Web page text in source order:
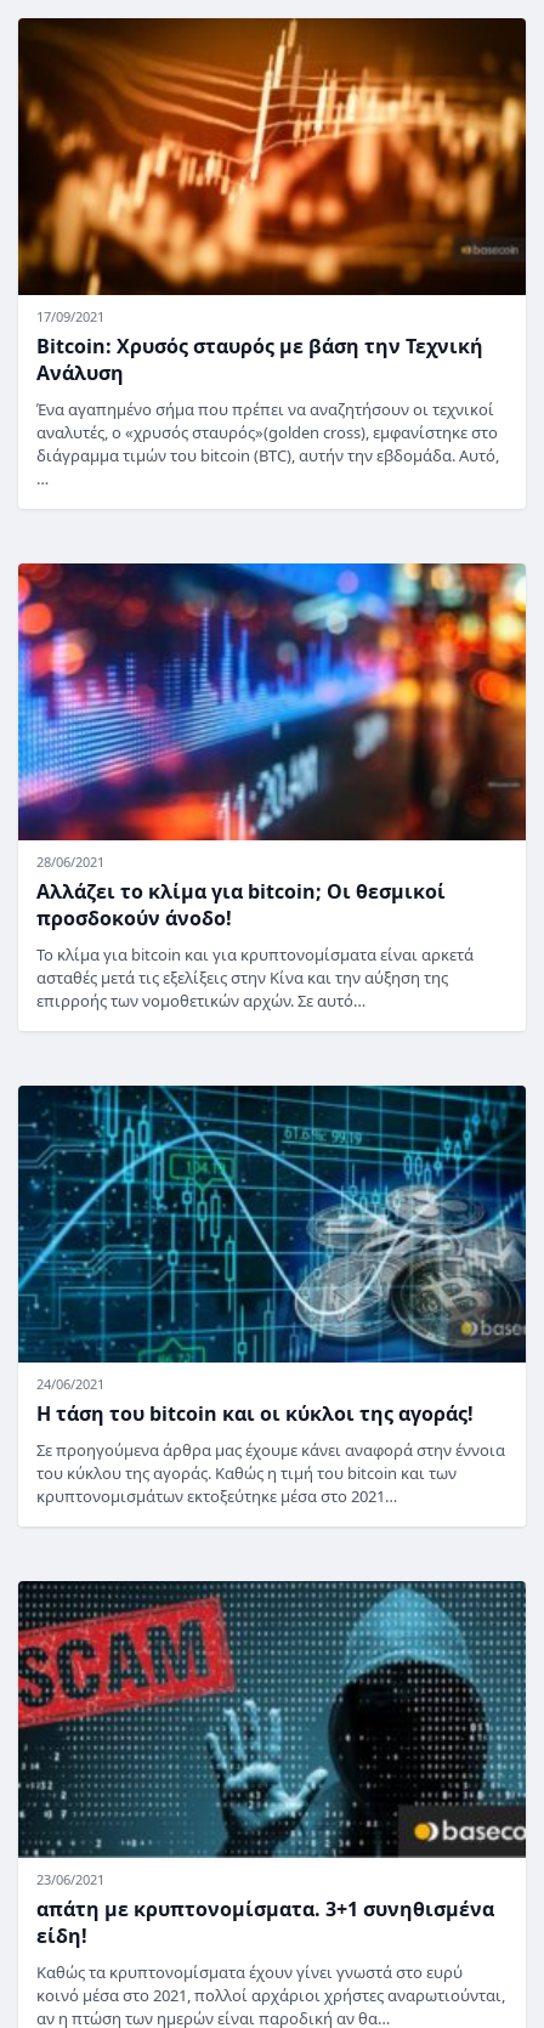
17/09/2021
Bitcoin: Xρυσός σταυρός με βάση την Τεχνική
Ανάλυση
Ένα αγαπημένο σήμα που πρέπει να αναζητήσουν οι τεχνικοί
αναλυτές, ο «χρυσός σταυρός»(golden cross), εμφανίστηκε στο
διάγραμμα τιμών του bitcoin (BTC), αυτήν την εβδομάδα. Αυτό,
…
28/06/2021
Αλλάζει το κλίμα για bitcoin; Οι θεσμικοί
προσδοκούν άνοδο!
Το κλίμα για bitcoin και για κρυπτονομίσματα είναι αρκετά
ασταθές μετά τις εξελίξεις στην Κίνα και την αύξηση της
επιρροής των νομοθετικών αρχών. Σε αυτό…
24/06/2021
Η τάση του bitcoin και οι κύκλοι της αγοράς!
Σε προηγούμενα άρθρα μας έχουμε κάνει αναφορά στην έννοια
του κύκλου της αγοράς. Καθώς η τιμή του bitcoin και των
κρυπτονομισμάτων εκτοξεύτηκε μέσα στο 2021…
23/06/2021
απάτη με κρυπτονομίσματα. 3+1 συνηθισμένα
είδη!
Καθώς τα κρυπτονομίσματα έχουν γίνει γνωστά στο ευρύ
κοινό μέσα στο 2021, πολλοί αρχάριοι χρήστες αναρωτιούνται,
αν η πτώση των ημερών είναι παροδική αν θα…